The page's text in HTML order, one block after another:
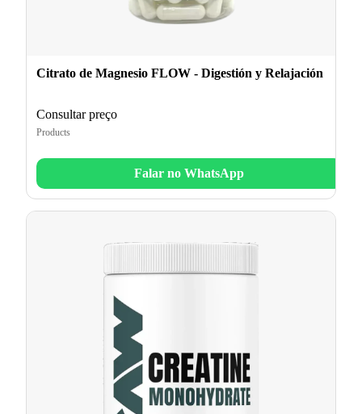
Citrato de Magnesio FLOW - Digestión y Relajación
Consultar preço
Products
Falar no WhatsApp